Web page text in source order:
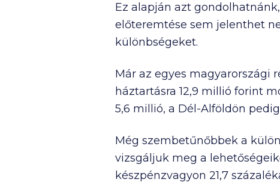
Ez alapján azt
előteremtése sem jelenthet
különbségeket.
Már az egyes magyarországi
háztartásra12,9 millió forint
5,6 millió, a Dél-Alföldön
Még szembetűnőbbek a
vizsgáljuk meg a
készpénzvagyon 21,7